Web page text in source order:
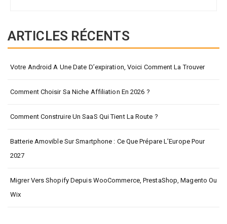
ARTICLES RÉCENTS
Votre Android A Une Date D’expiration, Voici Comment La Trouver
Comment Choisir Sa Niche Affiliation En 2026 ?
Comment Construire Un SaaS Qui Tient La Route ?
Batterie Amovible Sur Smartphone : Ce Que Prépare L’Europe Pour
2027
Migrer Vers Shopify Depuis WooCommerce, PrestaShop, Magento Ou
Wix